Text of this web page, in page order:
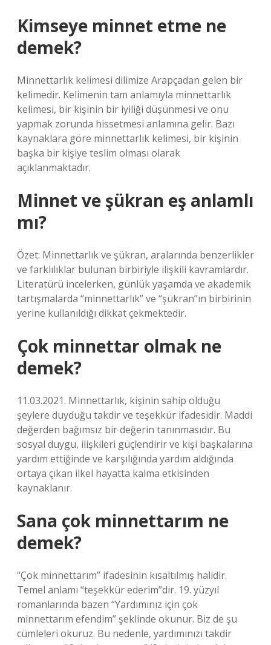
Kimseye minnet etme ne
demek?
Minnettarlık kelimesi dilimize Arapçadan gelen bir
kelimedir. Kelimenin tam anlamıyla minnettarlık
kelimesi, bir kişinin bir iyiliği düşünmesi ve onu
yapmak zorunda hissetmesi anlamına gelir. Bazı
kaynaklara göre minnettarlık kelimesi, bir kişinin
başka bir kişiye teslim olması olarak
açıklanmaktadır.
Minnet ve şükran eş anlamlı
mı?
Özet: Minnettarlık ve şükran, aralarında benzerlikler
ve farklılıklar bulunan birbiriyle ilişkili kavramlardır.
Literatürü incelerken, günlük yaşamda ve akademik
tartışmalarda “minnettarlık” ve “şükran”ın birbirinin
yerine kullanıldığı dikkat çekmektedir.
Çok minnettar olmak ne
demek?
11.03.2021. Minnettarlık, kişinin sahip olduğu
şeylere duyduğu takdir ve teşekkür ifadesidir. Maddi
değerden bağımsız bir değerin tanınmasıdır. Bu
sosyal duygu, ilişkileri güçlendirir ve kişi başkalarına
yardım ettiğinde ve karşılığında yardım aldığında
ortaya çıkan ilkel hayatta kalma etkisinden
kaynaklanır.
Sana çok minnettarım ne
demek?
“Çok minnettarım” ifadesinin kısaltılmış halidir.
Temel anlamı “teşekkür ederim”dir. 19. yüzyıl
romanlarında bazen “Yardımınız için çok
minnettarım efendim” şeklinde okunur. Biz de şu
cümleleri okuruz. Bu nedenle, yardımınızı takdir